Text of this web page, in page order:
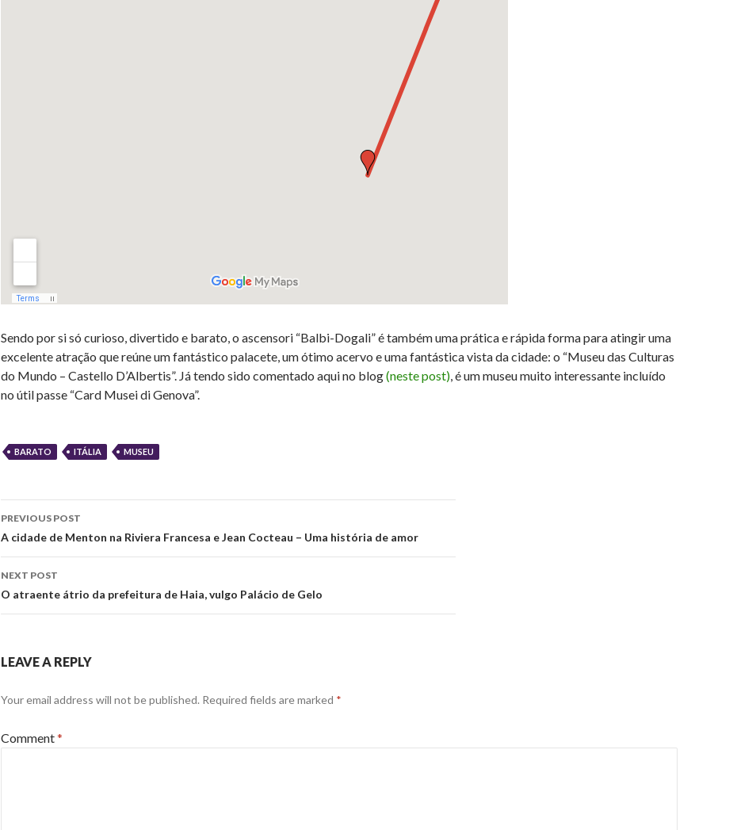
Sendo por si só curioso, divertido e barato, o ascensori “Balbi-Dogali” é também uma prática e rápida forma para atingir uma
excelente atração que reúne um fantástico palacete, um ótimo acervo e uma fantástica vista da cidade: o “Museu das Culturas
do Mundo – Castello D’Albertis”. Já tendo sido comentado aqui no blog(neste post) , é um museu muito interessante incluído
no útil passe “Card Musei di Genova”.
BARATO ITÁLIA MUSEU
Post
navigation
PREVIOUS POST
A cidade de Menton na Riviera Francesa e Jean Cocteau – Uma história de amor
NEXT POST
O atraente átrio da prefeitura de Haia, vulgo Palácio de Gelo
LEAVE A REPLY
Your email address will not be published. Required fields are marked *
Comment*